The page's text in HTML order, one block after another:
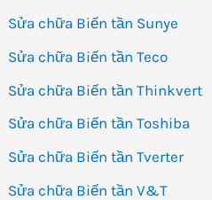
Sửa chữa Biến tần Sunye
Sửa chữa Biến tần Teco
Sửa chữa Biến tần Thinkvert
Sửa chữa Biến tần Toshiba
Sửa chữa Biến tần Tverter
Sửa chữa Biến tần V&T